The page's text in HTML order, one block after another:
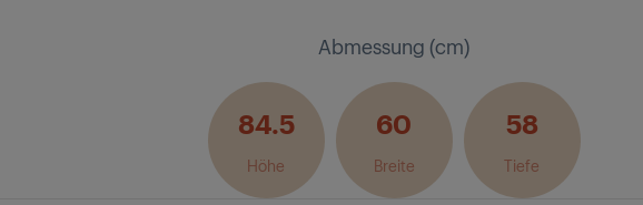
Abmessung (cm)
84.5
Höhe
60
Breite
58
Tiefe